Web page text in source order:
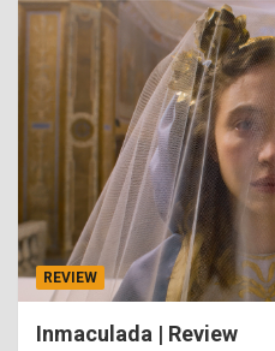
REVIEW
Inmaculada | Review